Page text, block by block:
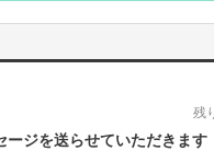
（土日祝可）
の備考欄に第二ご希望までの
程調整のご案内を送らせて
残
ージを送らせていただきます